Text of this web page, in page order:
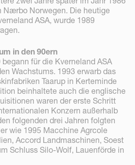
Nærbo Norwegen. Die heutige
ASA, wurde 1989
in den 90ern
für die Kverneland ASA
Wachstums. 1993 erwarb das
Taarup in Kerteminde
beinhaltete auch die englische
waren der erste Schritt
Konzern außerhalb
folgenden drei Jahren folgten
wie 1995 Macchine Agrcole
Accord Landmaschinen, Soest
Schluss Silo-Wolf, Lauenförde in